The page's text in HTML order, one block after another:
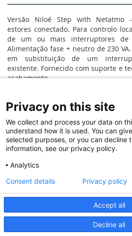
Versão Niloé Step with Netatmo
estores conectado. Para controlo
de um ou mais interruptores de
Alimentação fase + neutro de 230
em substituição de um
existente. Fornecido com suporte e
acabamento.
MAIS INFORMAÇÃO
Instruções de instalação e
documentos relacionados
© 2020 Legrand. Todos os direitos reservados.
Privacy on this site
We collect and process your data on
understand how it is used. You can
selected purposes, or you can decline
information, see our privacy policy.
Analytics
Accept all
Decline all
Consent details Privacy policy